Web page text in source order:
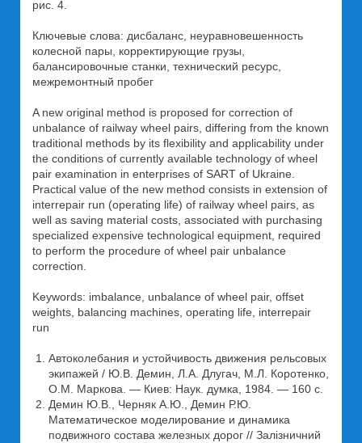
рис. 4.
Ключевые слова: дисбаланс, неуравновешенность
колесной пары, корректирующие грузы,
балансировочные станки, технический ресурс,
межремонтный пробег
A new original method is proposed for correction of
unbalance of railway wheel pairs, differing from the known
traditional methods by its flexibility and applicability under
the conditions of currently available technology of wheel
pair examination in enterprises of SART of Ukraine.
Practical value of the new method consists in extension of
interrepair run (operating life) of railway wheel pairs, as
well as saving material costs, associated with purchasing
specialized expensive technological equipment, required
to perform the procedure of wheel pair unbalance
correction.
Keywords: imbalance, unbalance of wheel pair, offset
weights, balancing machines, operating life, interrepair
run
Автоколебания и устойчивость движения рельсовых
экипажей / Ю.В. Демин, Л.А. Длугач, М.Л. Коротенко,
О.М. Маркова. — Киев: Наук. думка, 1984. — 160 с.
Демин Ю.В., Черняк А.Ю., Демин Р.Ю.
Математическое моделирование и динамика
подвижного состава железных дорог // Залізничний